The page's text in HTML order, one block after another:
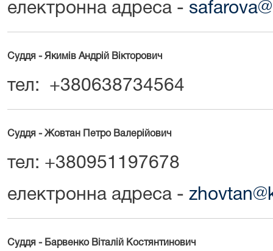
електронна адреса -
Суддя - Якимів Андрій Вікторович
тел: +380638734564
Суддя - Жовтан Петро Валерійович
тел: +380951197678
електронна адреса -
Суддя - Барвенко Віталій Костянтинович